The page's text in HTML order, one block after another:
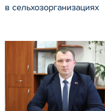
в сельхозорганизациях